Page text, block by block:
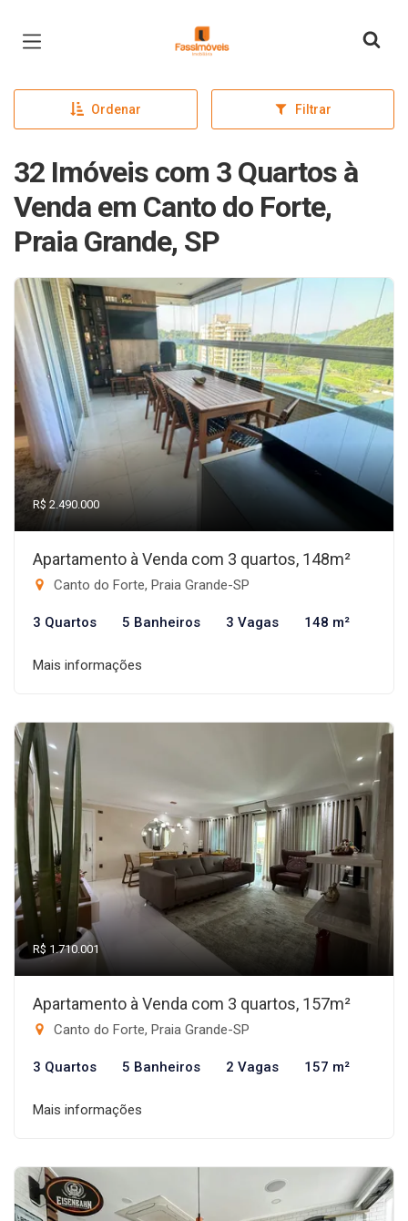
Página inicial
Ordenar Filtrar
32 Imóveis com 3 Quartos à
Venda em Canto do Forte,
Praia Grande, SP
R$ 2.490.000
Apartamento à Venda com 3 quartos, 148m²
Canto do Forte, Praia Grande-SP
3 Quartos 5 Banheiros 3 Vagas 148 m²
Mais informações
R$ 1.710.001
Apartamento à Venda com 3 quartos, 157m²
Canto do Forte, Praia Grande-SP
3 Quartos 5 Banheiros 2 Vagas 157 m²
Mais informações